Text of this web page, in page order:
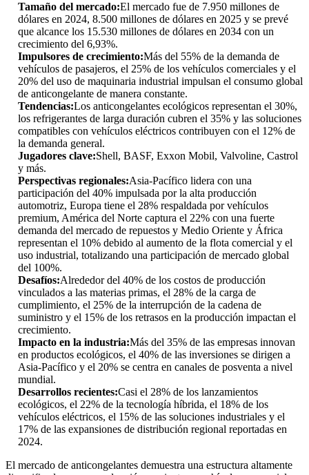
Tamaño del mercado:El mercado fue de 7.950 millones de
dólares en 2024, 8.500 millones de dólares en 2025 y se prevé
que alcance los 15.530 millones de dólares en 2034 con un
crecimiento del 6,93%.
Impulsores de crecimiento:Más del 55% de la demanda de
vehículos de pasajeros, el 25% de los vehículos comerciales y el
20% del uso de maquinaria industrial impulsan el consumo global
de anticongelante de manera constante.
Tendencias:Los anticongelantes ecológicos representan el 30%,
los refrigerantes de larga duración cubren el 35% y las soluciones
compatibles con vehículos eléctricos contribuyen con el 12% de
la demanda general.
Jugadores clave:Shell, BASF, Exxon Mobil, Valvoline, Castrol
y más.
Perspectivas regionales:Asia-Pacífico lidera con una
participación del 40% impulsada por la alta producción
automotriz, Europa tiene el 28% respaldada por vehículos
premium, América del Norte captura el 22% con una fuerte
demanda del mercado de repuestos y Medio Oriente y África
representan el 10% debido al aumento de la flota comercial y el
uso industrial, totalizando una participación de mercado global
del 100%.
Desafíos:Alrededor del 40% de los costos de producción
vinculados a las materias primas, el 28% de la carga de
cumplimiento, el 25% de la interrupción de la cadena de
suministro y el 15% de los retrasos en la producción impactan el
crecimiento.
Impacto en la industria:Más del 35% de las empresas innovan
en productos ecológicos, el 40% de las inversiones se dirigen a
Asia-Pacífico y el 20% se centra en canales de posventa a nivel
mundial.
Desarrollos recientes:Casi el 28% de los lanzamientos
ecológicos, el 22% de la tecnología híbrida, el 18% de los
vehículos eléctricos, el 15% de las soluciones industriales y el
17% de las expansiones de distribución regional reportadas en
2024.
El mercado de anticongelantes demuestra una estructura altamente